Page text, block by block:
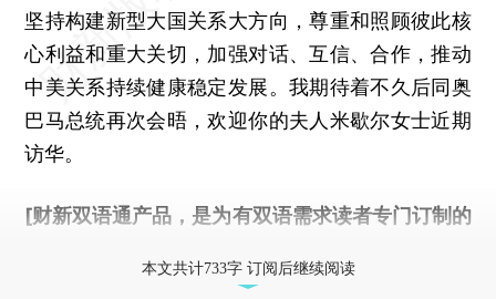
坚持构建新型大国关系大方向，尊重和照顾彼此核
心利益和重大关切，加强对话、互信、合作，推动
中美关系持续健康稳定发展。我期待着不久后同奥
巴马总统再次会晤，欢迎你的夫人米歇尔女士近期
访华。
[财新双语通产品，是为有双语需求读者专门订制的
本文共计733字 订阅后继续阅读